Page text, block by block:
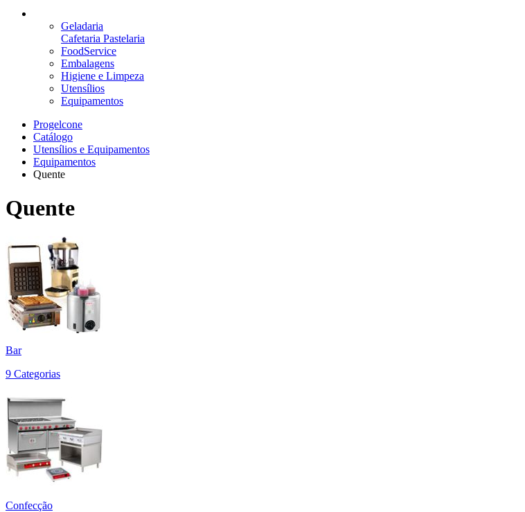
Geladaria
Cafetaria Pastelaria
FoodService
Embalagens
Higiene e Limpeza
Utensílios
Equipamentos
Progelcone
Catálogo
Utensílios e Equipamentos
Equipamentos
Quente
Quente
Bar
9 Categorias
Confecção